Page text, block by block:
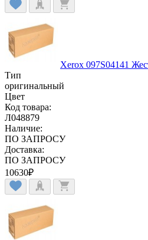
Xerox 097S04141
Тип
оригинальный
Цвет
Код товара:
Л048879
Наличие:
ПО ЗАПРОСУ
Доставка:
ПО ЗАПРОСУ
10630₽